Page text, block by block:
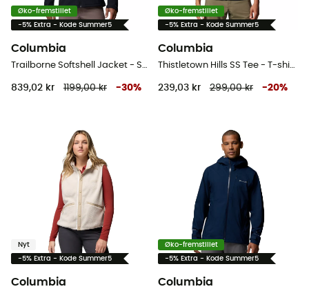
Øko-fremstillet
-5% Extra - Kode Summer5
Columbia
Trailborne Softshell Jacket - Softshelljakke - Herrer
839,02 kr 1199,00 kr -30%
Øko-fremstillet
-5% Extra - Kode Summer5
Columbia
Thistletown Hills SS Tee - T-shirt - Herrer
239,03 kr 299,00 kr -20%
Nyt
-5% Extra - Kode Summer5
Columbia
Øko-fremstillet
-5% Extra - Kode Summer5
Columbia